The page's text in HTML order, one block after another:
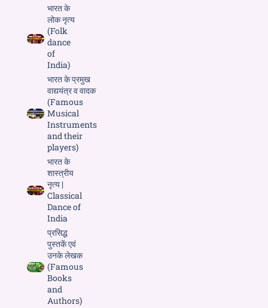
भारत के
लोक नृत्य
(Folk
dance
of
India)
भारत के प्रमुख
वाद्ययंत्र व वादक
(Famous
Musical
Instruments
and their
players)
भारत के
शास्त्रीय
नृत्य |
Classical
Dance of
India
प्रसिद्ध
पुस्तकें एवं
उनके लेखक
(Famous
Books
and
Authors)